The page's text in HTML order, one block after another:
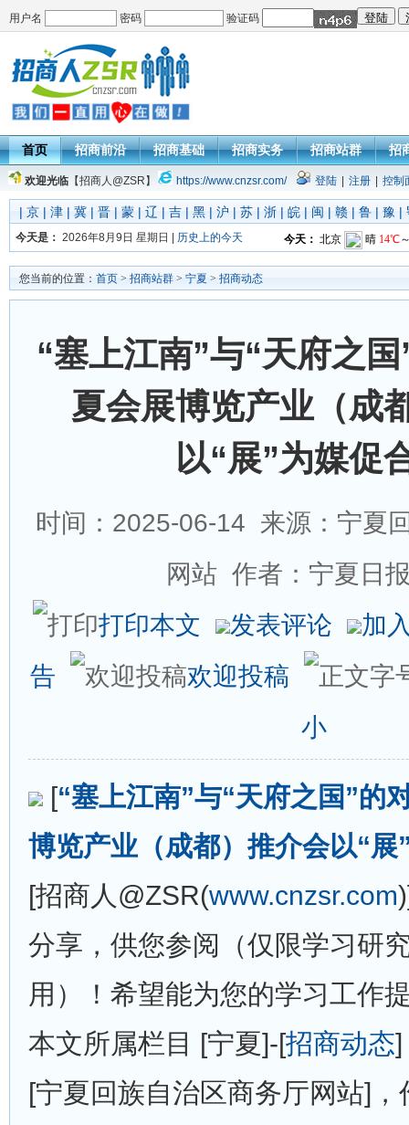
用户名 密码 验证码
首页 招商前沿 招商基础 招商实务 招商站群 招
欢迎光临 【招商人@ZSR】 https://www.cnzsr.com/ 登陆 注册 控制
| 京 | 津 | 冀 | 晋 | 蒙 | 辽 | 吉 | 黑 | 沪 | 苏 | 浙 | 皖 | 闽 | 赣 | 鲁 | 豫 |
今天是： 2026年8月9日 星期日 | 历史上的今天
您当前的位置： 首页 > 招商站群 > 宁夏 > 招商动态
“塞上江南”与“天府之
夏会展博览产业（成
以“展”为媒促
时间：2025-06-14 来源：宁夏
网站 作者：宁夏日
打印本文
发表评论
加
告
欢迎投稿
小
[“塞上江南”与“天府之国”的
博览产业（成都）推介会以“展
[招商人@ZSR(www.cnzsr.com
分享，供您参阅（仅限学习研
用）！希望能为您的学习工作
本文所属栏目 [宁夏]-[招商动态]
[宁夏回族自治区商务厅网站]